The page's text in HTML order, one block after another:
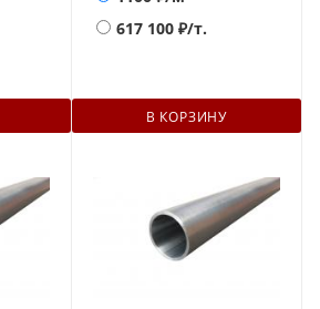
617 100 ₽/т.
В КОРЗИНУ